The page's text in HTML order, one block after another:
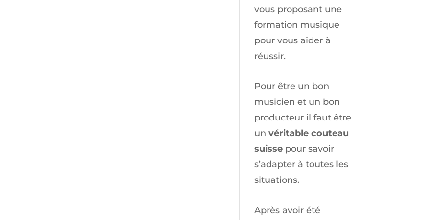
vous proposant une
formation musique
pour vous aider à
réussir.
Pour être un bon
musicien et un bon
producteur il faut être
un véritable couteau
suissepour savoir
s’adapter à toutes les
situations.
Après avoir été